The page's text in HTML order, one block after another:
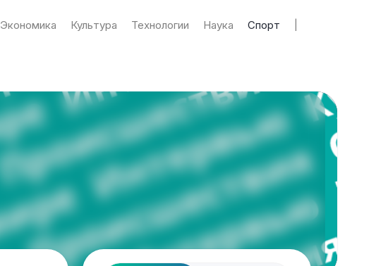
Экономика Культура Технологии Наука Спорт